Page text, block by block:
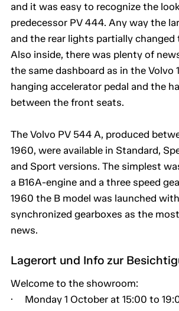
and it was easy to recognize the
predecessor PV 444. Any way the
and the rear lights partially changed
Also inside, there was plenty of
the same dashboard as in the Volvo
hanging accelerator pedal and the
between the front seats.
The Volvo PV 544 A, produced
1960, were available in Standard,
and Sport versions. The simplest
a B16A-engine and a three speed
1960 the B model was launched
synchronized gearboxes as the
news.
Lagerort und Info zur
Welcome to the showroom:
· Monday 1 October at 15:00 to